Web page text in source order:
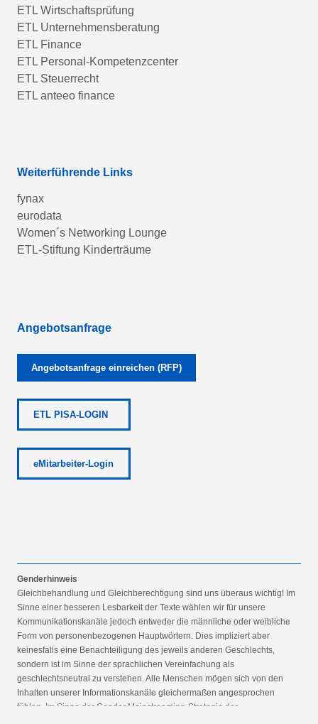
ETL Wirtschaftsprüfung
ETL Unternehmensberatung
ETL Finance
ETL Personal-Kompetenzcenter
ETL Steuerrecht
ETL anteeo finance
Weiterführende Links
fynax
eurodata
Women´s Networking Lounge
ETL-Stiftung Kinderträume
Angebotsanfrage
Angebotsanfrage einreichen (RFP)
ETL PISA-LOGIN
eMitarbeiter-Login
Genderhinweis
Gleichbehandlung und Gleichberechtigung sind uns überaus wichtig! Im
Sinne einer besseren Lesbarkeit der Texte wählen wir für unsere
Kommunikationskanäle jedoch entweder die männliche oder weibliche
Form von personenbezogenen Hauptwörtern. Dies impliziert aber
keinesfalls eine Benachteiligung des jeweils anderen Geschlechts,
sondern ist im Sinne der sprachlichen Vereinfachung als
geschlechtsneutral zu verstehen. Alle Menschen mögen sich von den
Inhalten unserer Informationskanäle gleichermaßen angesprochen
fühlen. Im Sinne der Gender Mainstreaming-Strategie der